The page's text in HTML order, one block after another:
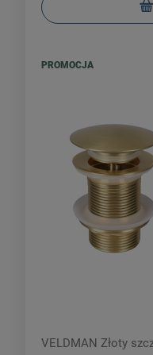
VELDMAN Złoty
PROMOCJA